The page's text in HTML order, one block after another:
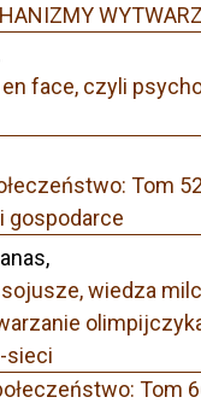
face, czyli
Tom
gospodarce
wiedza
sieci
Tom